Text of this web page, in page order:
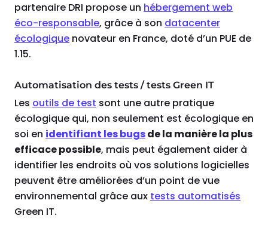
partenaire DRI propose un hébergement web
éco-responsable, grâce à son datacenter
écologique novateur en France, doté d’un PUE de
1.15.
Automatisation des tests / tests Green IT
Les outils de test sont une autre pratique
écologique qui, non seulement est écologique en
soi en identifiant les bugsde la manière la plus
efficace possible, mais peut également aider à
identifier les endroits où vos solutions logicielles
peuvent être améliorées d’un point de vue
environnemental grâce aux tests automatisés
Green IT.